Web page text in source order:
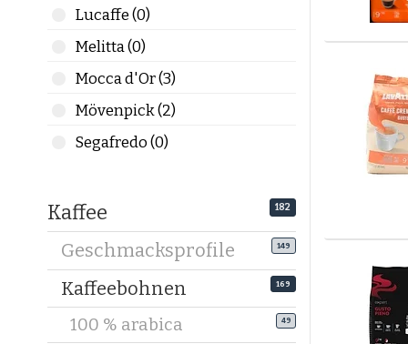
Lucaffe (0)
Melitta (0)
Mocca d'Or (3)
Mövenpick (2)
Segafredo (0)
Kaffee 182
Geschmacksprofile 149
Kaffeebohnen 169
100 % arabica 49
Um die
Wähle
Top-
Filtere
Qualität